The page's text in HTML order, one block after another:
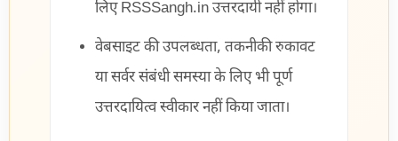
लिए RSSSangh.in उत्तरदायी नहीं होगा।
वेबसाइट की उपलब्धता, तकनीकी रुकावट
या सर्वर संबंधी समस्या के लिए भी पूर्ण
उत्तरदायित्व स्वीकार नहीं किया जाता।